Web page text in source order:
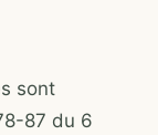
sont
87 du 6